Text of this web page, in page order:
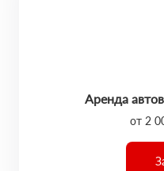
Аренда
от 2